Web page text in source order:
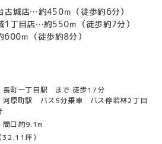
城店…約450ｍ（徒歩約6分）
丁目店…約550ｍ（徒歩約7分）
ｍ（徒歩約8分）
町一丁目駅 まで 徒歩17分
原町駅 バス5分乗車 バス停若林2丁目
間口約9.1m
坪）